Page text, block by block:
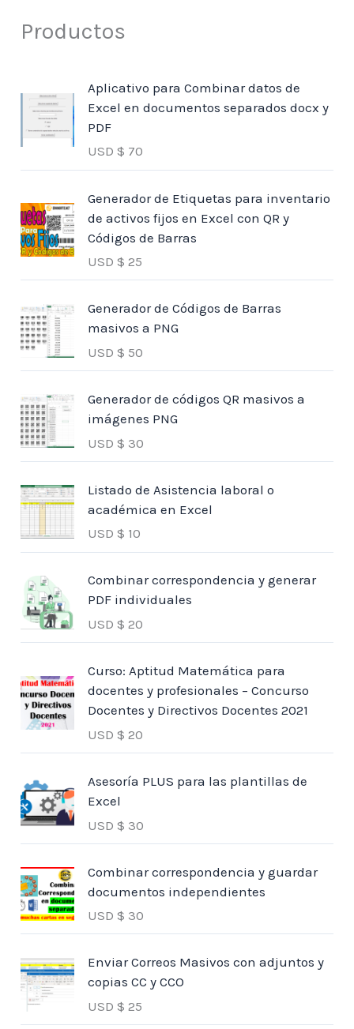
Productos
Aplicativo para Combinar datos de
Excel en documentos separados docx y
PDF
USD $ 70
Generador de Etiquetas para inventario
de activos fijos en Excel con QR y
Códigos de Barras
USD $ 25
Generador de Códigos de Barras
masivos a PNG
USD $ 50
Generador de códigos QR masivos a
imágenes PNG
USD $ 30
Listado de Asistencia laboral o
académica en Excel
USD $ 10
Combinar correspondencia y generar
PDF individuales
USD $ 20
Curso: Aptitud Matemática para
docentes y profesionales – Concurso
Docentes y Directivos Docentes 2021
USD $ 20
Asesoría PLUS para las plantillas de
Excel
USD $ 30
Combinar correspondencia y guardar
documentos independientes
USD $ 30
Enviar Correos Masivos con adjuntos y
copias CC y CCO
USD $ 25